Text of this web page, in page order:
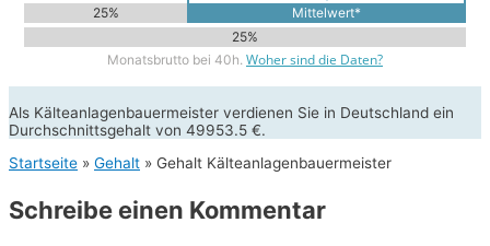
25%
Mittelwert*
25%
Monatsbrutto bei 40h. Woher sind die Daten?
Als Kälteanlagenbauermeister verdienen Sie in Deutschland ein
Durchschnittsgehalt von 49953.5 €.
Startseite » Gehalt » Gehalt Kälteanlagenbauermeister
Schreibe einen Kommentar